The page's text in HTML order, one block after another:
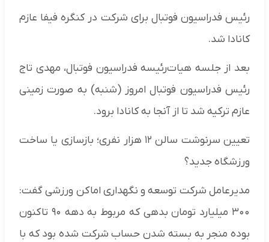
رئیس فدراسیون فوتبال برای شرکت در کنگره فیفا عازم
کانادا شد.
بعد از جلسه هیات‌رئیسه فدراسیون فوتبال، مهدی تاج
رئیس فدراسیون فوتبال امروز (شنبه) به صورت زمینی
عازم ترکیه شد تا از آنجا به کانادا برود.
تعیین سرنوشت سالن ۱۲ هزار نفری؛ بازسازی یا ساخت
ورزشگاه جدید؟
مدیرعامل شرکت توسعه و نگهداری اماکن ورزشی گفت:
۳۰۰ میلیارد تومان بدهی که مربوط به دهه ۹۰ تاکنون
بوده منجر به بسته شدن حساب شرکت شده بود که با